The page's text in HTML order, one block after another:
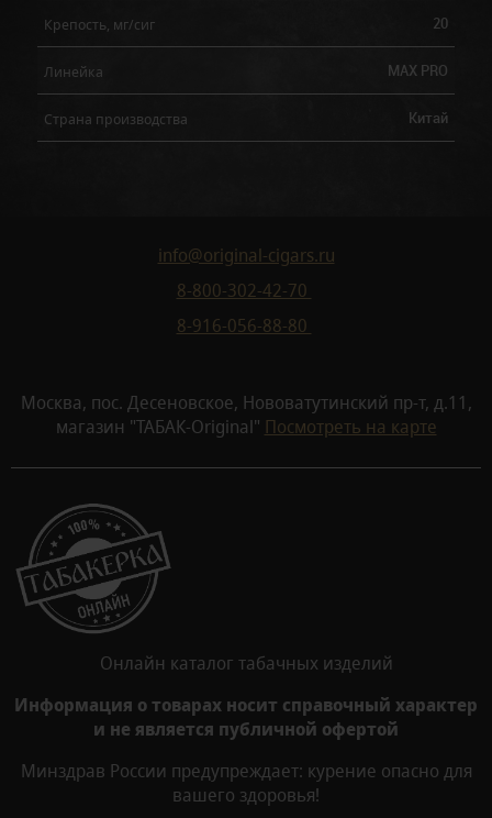
Крепость, мг/сиг 20
Линейка MAX PRO
Страна производства Китай
info@original-cigars.ru
8-800-302-42-70
8-916-056-88-80
Москва, пос. Десеновское, Нововатутинский пр-т, д.11,
магазин "ТАБАК-Original" Посмотреть на карте
Онлайн каталог табачных изделий
Информация о товарах носит справочный характер
и не является публичной офертой
Минздрав России предупреждает: курение опасно для
вашего здоровья!